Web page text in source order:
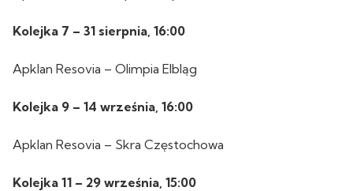
Kolejka 7 – 31 sierpnia, 16:00
Apklan Resovia – Olimpia Elbląg
Kolejka 9 – 14 września, 16:00
Apklan Resovia – Skra Częstochowa
Kolejka 11 – 29 września, 15:00